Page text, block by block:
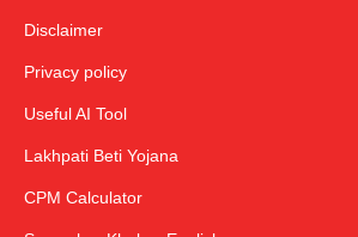
Disclaimer
Privacy policy
Useful AI Tool
Lakhpati Beti Yojana
CPM Calculator